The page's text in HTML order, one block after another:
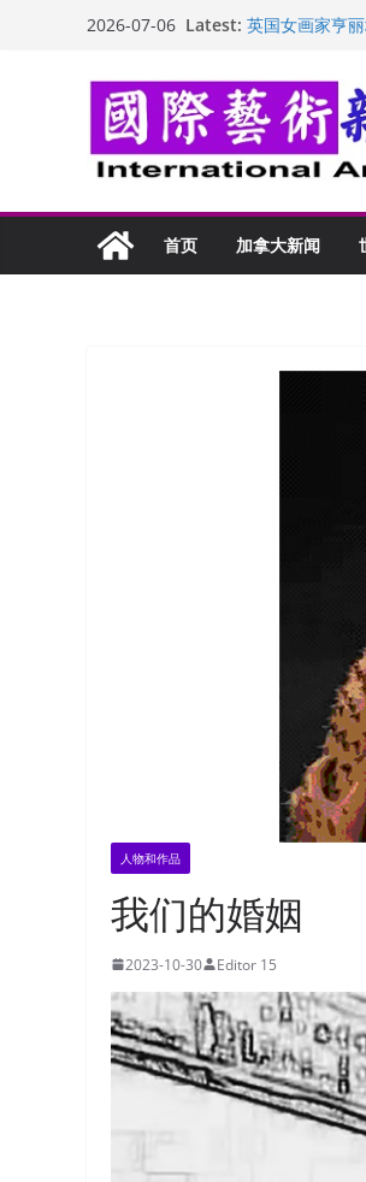
2026-07-06 Latest: 英国女画家亨
苏方 ：“字”得
“梵心”归处：
首页 加拿大新闻
人物和作品
我们的婚姻
2023-10-30 Editor 15